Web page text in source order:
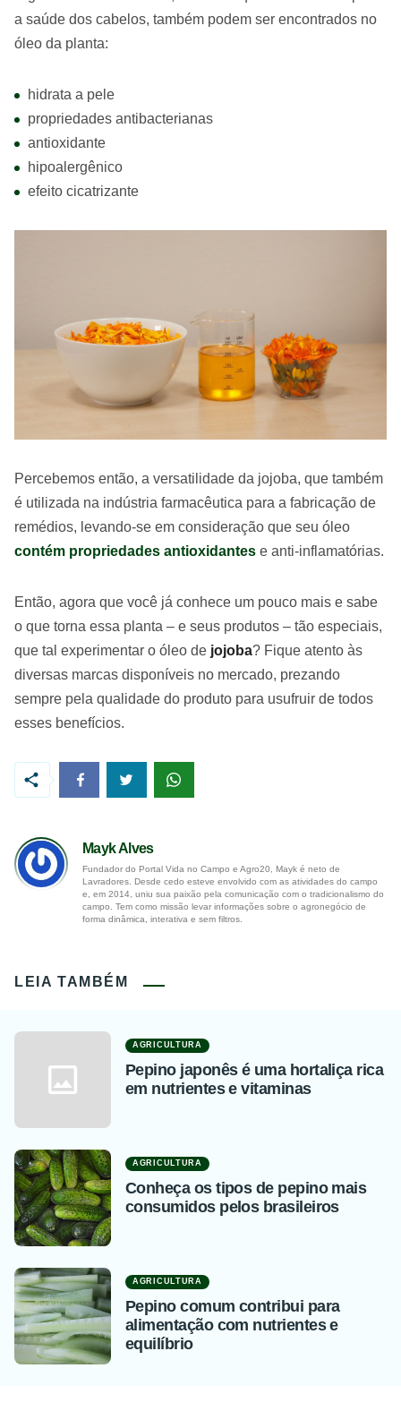
a saúde dos cabelos, também podem ser encontrados no
óleo da planta:
hidrata a pele
propriedades antibacterianas
antioxidante
hipoalergênico
efeito cicatrizante
Percebemos então, a versatilidade da jojoba, que também
é utilizada na indústria farmacêutica para a fabricação de
remédios, levando-se em consideração que seu óleo
contém propriedades antioxidantes e anti-inflamatórias.
Então, agora que você já conhece um pouco mais e sabe
o que torna essa planta – e seus produtos – tão especiais,
que tal experimentar o óleo de jojoba? Fique atento às
diversas marcas disponíveis no mercado, prezando
sempre pela qualidade do produto para usufruir de todos
esses benefícios.
Mayk Alves
Fundador do Portal Vida no Campo e Agro20, Mayk é neto de
Lavradores. Desde cedo esteve envolvido com as atividades do campo
e, em 2014, uniu sua paixão pela comunicação com o tradicionalismo do
campo. Tem como missão levar informações sobre o agronegócio de
forma dinâmica, interativa e sem filtros.
LEIA TAMBÉM
AGRICULTURA
Pepino japonês é uma hortaliça rica
em nutrientes e vitaminas
AGRICULTURA
Conheça os tipos de pepino mais
consumidos pelos brasileiros
AGRICULTURA
Pepino comum contribui para
alimentação com nutrientes e
equilíbrio